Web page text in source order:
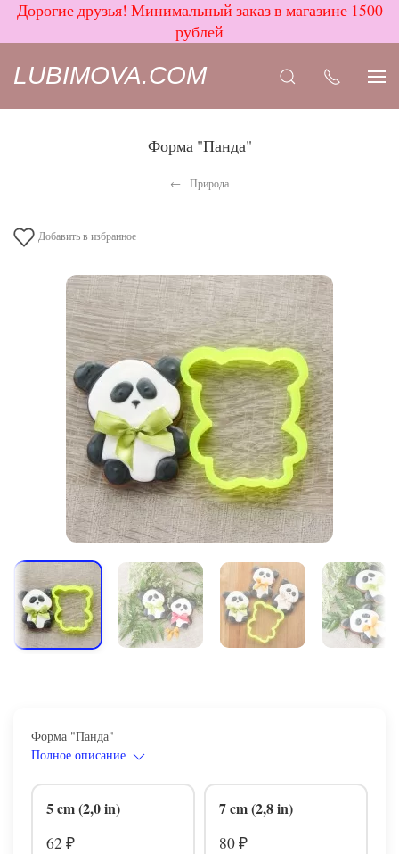
Дорогие друзья! Минимальный заказ в магазине 1500
рублей
LUBIMOVA.COM
Форма "Панда"
Природа
Добавить в избранное
Форма "Панда"
Полное описание
5 cm (2,0 in)
62 ₽
7 cm (2,8 in)
80 ₽